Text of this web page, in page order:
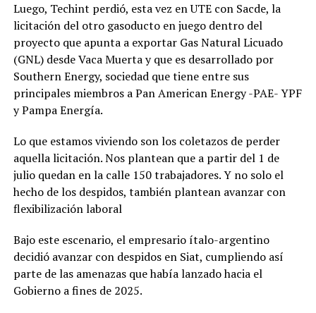
Luego, Techint perdió, esta vez en UTE con Sacde, la
licitación del otro gasoducto en juego dentro del
proyecto que apunta a exportar Gas Natural Licuado
(GNL) desde Vaca Muerta y que es desarrollado por
Southern Energy, sociedad que tiene entre sus
principales miembros a Pan American Energy -PAE- YPF
y Pampa Energía.
Lo que estamos viviendo son los coletazos de perder
aquella licitación. Nos plantean que a partir del 1 de
julio quedan en la calle 150 trabajadores. Y no solo el
hecho de los despidos, también plantean avanzar con
flexibilización laboral
Bajo este escenario, el empresario ítalo-argentino
decidió avanzar con despidos en Siat, cumpliendo así
parte de las amenazas que había lanzado hacia el
Gobierno a fines de 2025.